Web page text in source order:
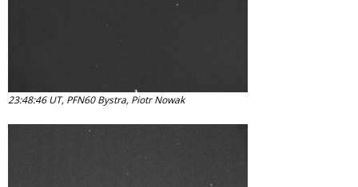
23:48:46 UT, PFN60 Bystra, Piotr Nowak